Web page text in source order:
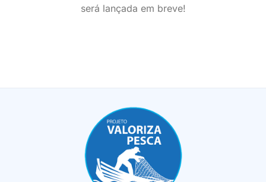
será lançada em breve!